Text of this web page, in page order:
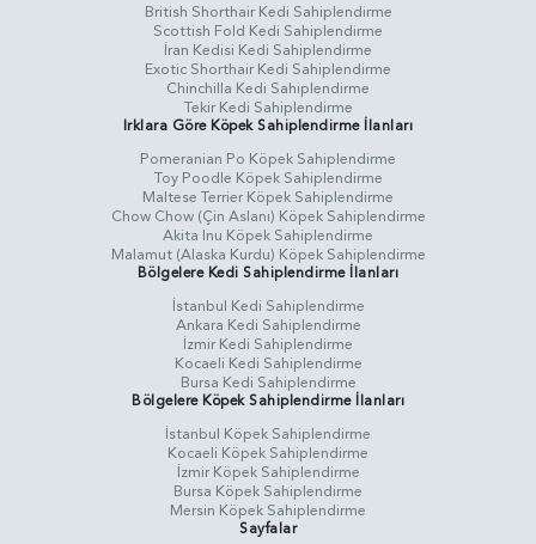
British Shorthair Kedi Sahiplendirme
Scottish Fold Kedi Sahiplendirme
İran Kedisi Kedi Sahiplendirme
Exotic Shorthair Kedi Sahiplendirme
Chinchilla Kedi Sahiplendirme
Tekir Kedi Sahiplendirme
Irklara Göre Köpek Sahiplendirme İlanları
Pomeranian Po Köpek Sahiplendirme
Toy Poodle Köpek Sahiplendirme
Maltese Terrier Köpek Sahiplendirme
Chow Chow (Çin Aslanı) Köpek Sahiplendirme
Akita Inu Köpek Sahiplendirme
Malamut (Alaska Kurdu) Köpek Sahiplendirme
Bölgelere Kedi Sahiplendirme İlanları
İstanbul Kedi Sahiplendirme
Ankara Kedi Sahiplendirme
İzmir Kedi Sahiplendirme
Kocaeli Kedi Sahiplendirme
Bursa Kedi Sahiplendirme
Bölgelere Köpek Sahiplendirme İlanları
İstanbul Köpek Sahiplendirme
Kocaeli Köpek Sahiplendirme
İzmir Köpek Sahiplendirme
Bursa Köpek Sahiplendirme
Mersin Köpek Sahiplendirme
Sayfalar